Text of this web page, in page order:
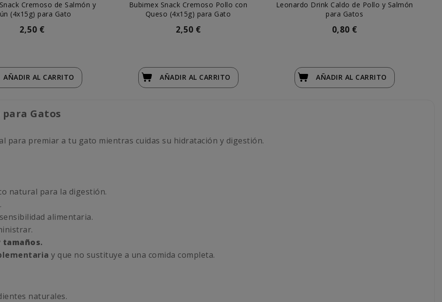
Cremoso de Salmón y
(4x15g) para Gato
2,50 €
AÑADIR AL CARRITO
Bubimex Snack Cremoso Pollo con
Queso (4x15g) para Gato
2,50 €
AÑADIR AL CARRITO
Leonardo Drink Caldo de Pollo y Salmón
para Gatos
0,80 €
AÑADIR AL CARRITO
Gatos
para premiar a tu gato mientras cuidas su hidratación y digestión.
natural para la digestión.
.
alimentaria.
tamaños.
y que no sustituye a una comida completa.
naturales.